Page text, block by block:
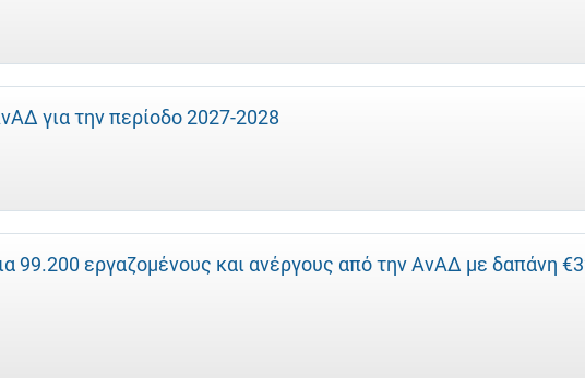
για την περίοδο 2027-2028
99.200 εργαζομένους και ανέργους από την ΑνΑΔ με δαπάνη